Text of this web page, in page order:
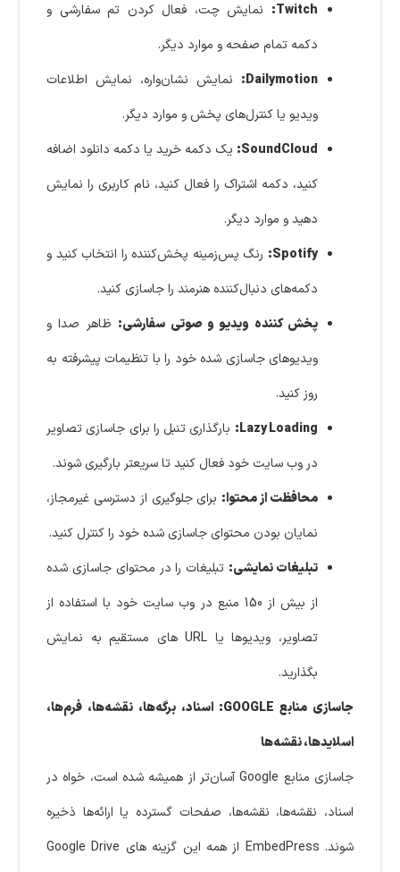
Twitch:
نمایش چت، فعال کردن تم سفارشی و
دکمه تمام صفحه و موارد دیگر.
Dailymotion:
نمایش نشان‌واره، نمایش اطلاعات
ویدیو یا کنترل‌های پخش و موارد دیگر.
SoundCloud: یک دکمه خرید یا دکمه دانلود اضافه
کنید، دکمه اشتراک را فعال کنید، نام کاربری را نمایش
دهید و موارد دیگر.
Spotify: رنگ پس‌زمینه پخش‌کننده را انتخاب کنید و
دکمه‌های دنبال‌کننده هنرمند را جاسازی کنید.
پخش کننده ویدیو و صوتی سفارشی: ظاهر صدا و
ویدیوهای جاسازی شده خود را با تنظیمات پیشرفته به
روز کنید.
Lazy Loading: بارگذاری تنبل را برای جاسازی تصاویر
در وب سایت خود فعال کنید تا سریعتر بارگیری شوند.
محافظت از محتوا: برای جلوگیری از دسترسی غیرمجاز،
نمایان بودن محتوای جاسازی شده خود را کنترل کنید.
تبلیغات نمایشی: تبلیغات را در محتوای جاسازی شده
از بیش از 150 منبع در وب سایت خود با استفاده از
تصاویر، ویدیوها یا URL های مستقیم به نمایش
بگذارید.
جاسازی منابع GOOGLE: اسناد، برگه‌ها، نقشه‌ها، فرم‌ها،
اسلایدها، نقشه‌ها
جاسازی منابع Google آسان‌تر از همیشه شده است، خواه در
اسناد، نقشه‌ها، نقشه‌ها، صفحات گسترده یا ارائه‌ها ذخیره
شوند. EmbedPress از همه این گزینه های Google Drive